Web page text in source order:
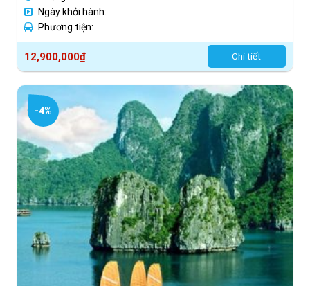
Ngày khởi hành:
Phương tiện:
12,900,000₫ Chi tiết
-4%